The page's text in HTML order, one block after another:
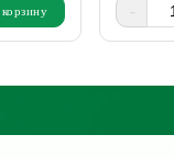
-